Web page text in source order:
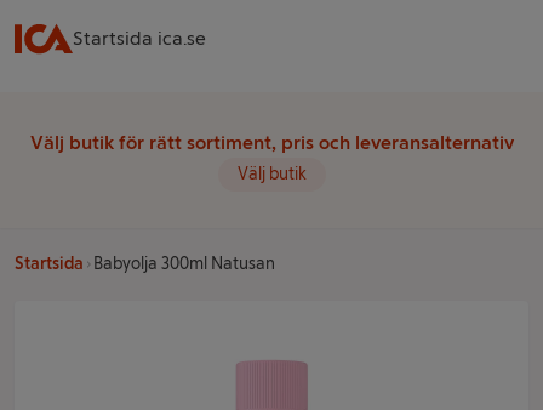
Startsida ica.se
Välj butik för rätt sortiment, pris och leveransalternativ
Välj butik
Startsida Babyolja 300ml Natusan